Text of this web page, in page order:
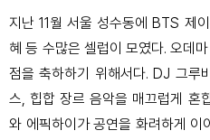
지난 11 월 서울 성수동에 BTS 제
혜 등 수많은 셀럽이 모였다.오데
점을 축하하기 위해서다. DJ 그루
스, 힙합 장르 음악을 매끄럽게 혼
와 에픽하이가 공연을 화려하게 이